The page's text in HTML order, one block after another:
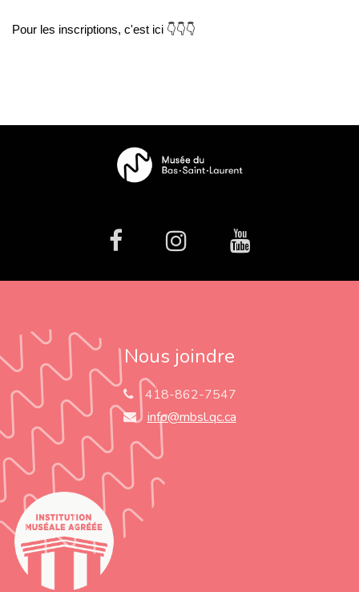
Pour les inscriptions, c'est ici 👇👇👇
facebookInstagramYoutube
Nous joindre
418-862-7547
info@mbsl.qc.ca